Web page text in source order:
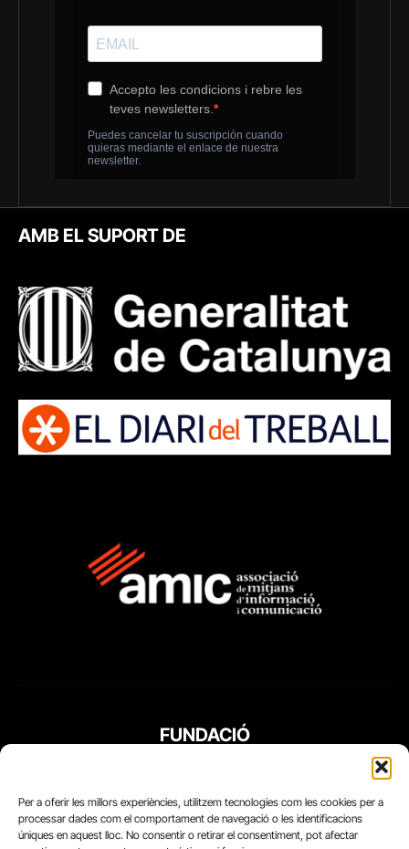
Per a oferir les millors experiències, utilitzem tecnologies com les cookies per a
processar dades com el comportament de navegació o les identificacions
úniques en aquest lloc. No consentir o retirar el consentiment, pot afectar
AMB EL SUPORT DE
FUNDACIÓ